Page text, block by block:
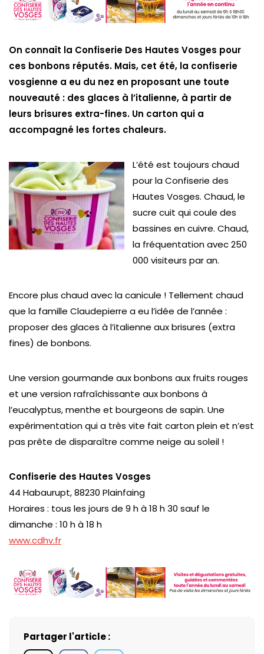
On connaît la Confiserie Des Hautes Vosges pour
ces bonbons réputés. Mais, cet été, la confiserie
vosgienne a eu du nez en proposant une toute
nouveauté : des glaces à l’italienne, à partir de
leurs brisures extra-fines. Un carton qui a
accompagné les fortes chaleurs.
L’été est toujours chaud
pour la Confiserie des
Hautes Vosges. Chaud, le
sucre cuit qui coule des
bassines en cuivre. Chaud,
la fréquentation avec 250
000 visiteurs par an.
Encore plus chaud avec la canicule ! Tellement chaud
que la famille Claudepierre a eu l’idée de l’année :
proposer des glaces à l’italienne aux brisures (extra
fines) de bonbons.
Une version gourmande aux bonbons aux fruits rouges
et une version rafraîchissante aux bonbons à
l’eucalyptus, menthe et bourgeons de sapin. Une
expérimentation qui a très vite fait carton plein et n’est
pas prête de disparaître comme neige au soleil !
Confiserie des Hautes Vosges
44 Habaurupt, 88230 Plainfaing
Horaires : tous les jours de 9 h à 18 h 30 sauf le
dimanche : 10 h à 18 h
www.cdhv.fr
Partager l'article :